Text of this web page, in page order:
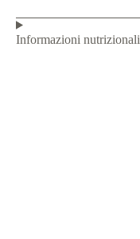
Informazioni nutrizionali